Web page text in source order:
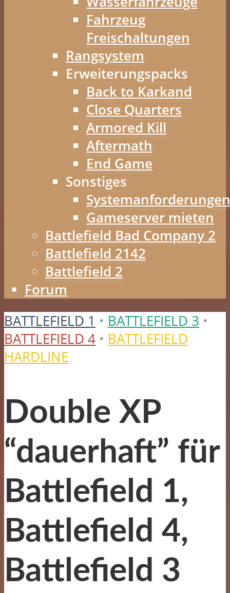
Fahrzeug
Freischaltungen
Rangsystem
Erweiterungspacks
Back to Karkand
Close Quarters
Armored Kill
Aftermath
End Game
Sonstiges
Systemanforderungen
Gameserver mieten
Battlefield Bad Company 2
Battlefield 2142
Battlefield 2
Forum
BATTLEFIELD 1 • BATTLEFIELD 3 •
BATTLEFIELD 4 • BATTLEFIELD
HARDLINE
Double XP
“dauerhaft” für
Battlefield 1,
Battlefield 4,
Battlefield 3